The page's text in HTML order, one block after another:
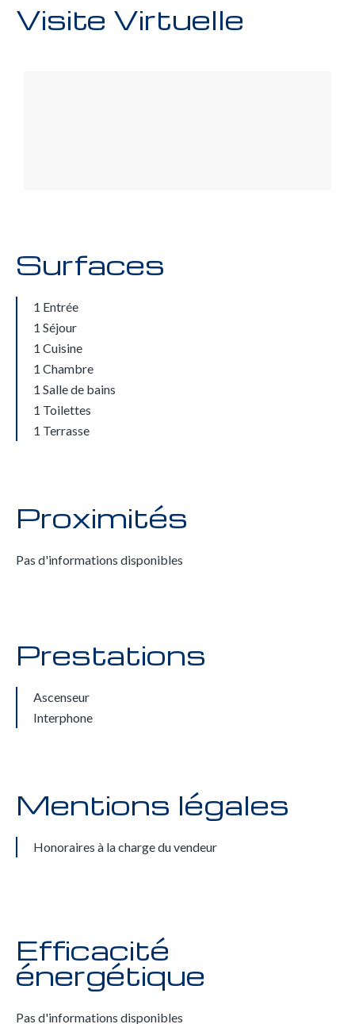
Visite Virtuelle
Surfaces
1 Entrée
1 Séjour
1 Cuisine
1 Chambre
1 Salle de bains
1 Toilettes
1 Terrasse
Proximités
Pas d'informations disponibles
Prestations
Ascenseur
Interphone
Mentions légales
Honoraires à la charge du vendeur
Efficacité
énergétique
Pas d'informations disponibles